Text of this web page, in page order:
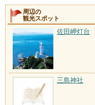
周辺の
観光スポット
佐田岬灯台
三島神社